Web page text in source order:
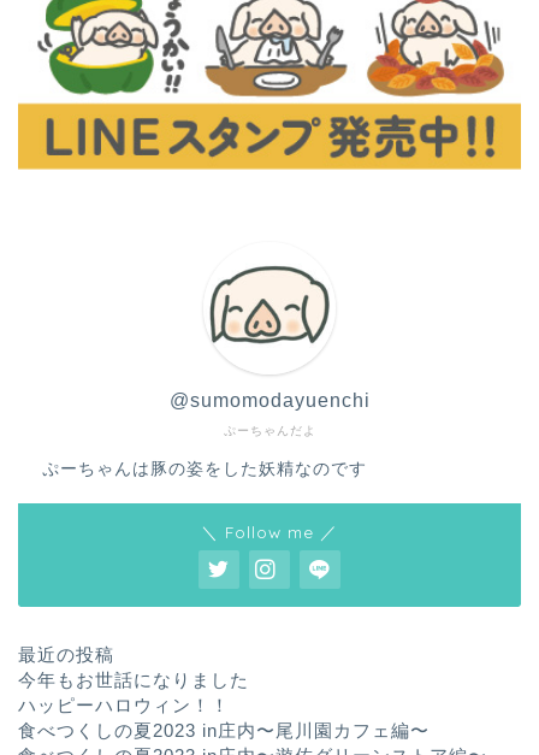
ぷーちゃんだよ
@sumomodayuenchi
ぷーちゃんは豚の姿をした妖精なのです
＼ Follow me ／
最近の投稿
今年もお世話になりました
ハッピーハロウィン！！
食べつくしの夏2023 in庄内〜尾川園カフェ編〜